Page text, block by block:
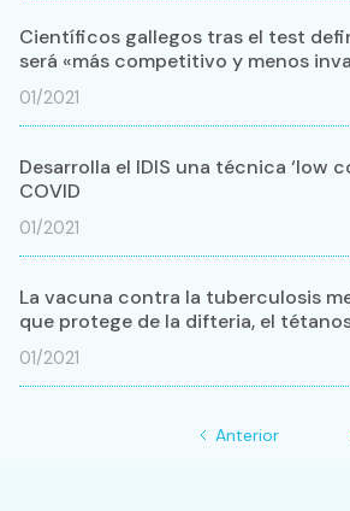
Científicos gallegos tras el test
será «más competitivo y menos
01/2021
Desarrolla el IDIS una técnica ‘low
COVID
01/2021
La vacuna contra la tuberculosis
que protege de la difteria, el
01/2021
Anterior